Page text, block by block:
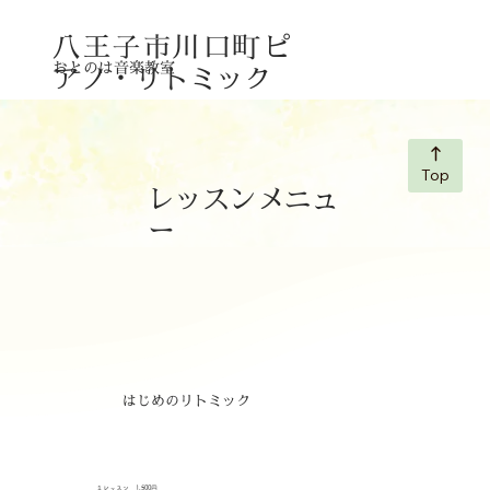
おとのは音楽教室
八王子市川口町 ピ
アノ・リトミック
レッスンメニュ
ー
はじめのリトミック
​１レッスン 1,500円
Top